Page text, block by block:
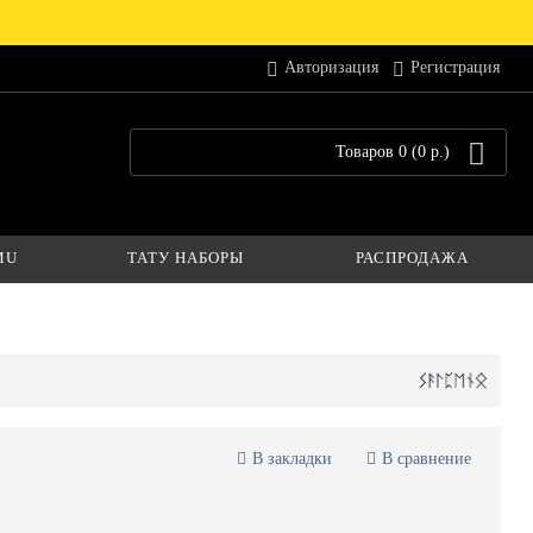
Авторизация Регистрация
Товаров 0 (0 р.)
ТАТУ НАБОРЫ РАСПРОДАЖА
В закладки В сравнение